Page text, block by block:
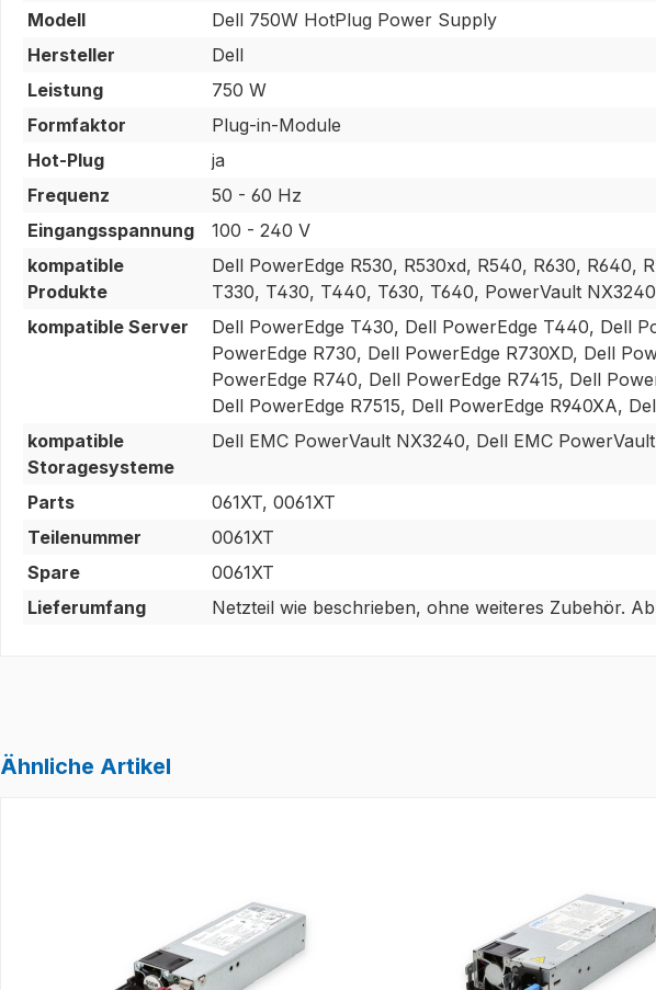
Modell
Dell 750W HotPlug Power Supply
Hersteller
Dell
Leistung
750 W
Formfaktor
Plug-in-Module
Hot-Plug
ja
Frequenz
50 - 60 Hz
Eingangsspannung
100 - 240 V
kompatible
Produkte
Dell PowerEdge R530, R530xd, R540, R630, R640,
T330, T430, T440, T630, T640, PowerVault
kompatible Server
Dell PowerEdge T430, Dell PowerEdge T440, Dell
PowerEdge R730, Dell PowerEdge R730XD, Dell
PowerEdge R740, Dell PowerEdge R7415, Dell
Dell PowerEdge R7515, Dell PowerEdge R940XA,
kompatible
Storagesysteme
Dell EMC PowerVault NX3240, Dell EMC
Parts
061XT, 0061XT
Teilenummer
0061XT
Spare
0061XT
Lieferumfang
Netzteil wie beschrieben, ohne weiteres Zubehör.
Ähnliche Artikel